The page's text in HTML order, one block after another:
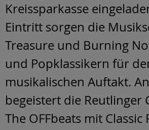
Kreissparkasse
Eintritt sorgen die
Treasure und Burning
und Popklassikern für
musikalischen Auftakt.
begeistert die Reutlinger
The OFFbeats mit Classic